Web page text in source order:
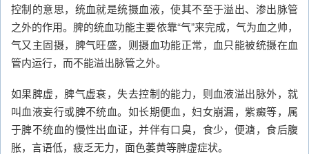
控制的意思，统血就是统摄血液，使其不至于溢出、渗出脉管
之外的作用。脾的统血功能主要依靠“气”来完成，气为血之帅，
气又主固摄，脾气旺盛，则摄血功能正常，血只能被统摄在血
管内运行，而不能溢出脉管之外。
如果脾虚，脾气虚衰，失去控制的能力，则血液溢出脉外，就
叫血液妄行或脾不统血。如长期便血，妇女崩漏，紫癜等，属
于脾不统血的慢性出血证，并伴有口臭，食少，便溏，食后腹
胀，言语低，疲乏无力，面色萎黄等脾虚症状。